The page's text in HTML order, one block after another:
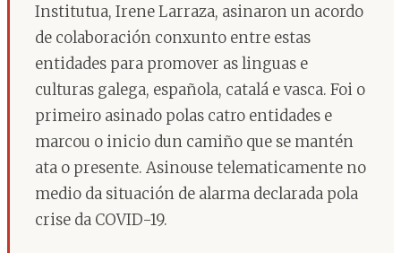
Institutua, Irene Larraza, asinaron un acordo
de colaboración conxunto entre estas
entidades para promover as linguas e
culturas galega, española, catalá e vasca. Foi o
primeiro asinado polas catro entidades e
marcou o inicio dun camiño que se mantén
ata o presente. Asinouse telematicamente no
medio da situación de alarma declarada pola
crise da COVID-19.